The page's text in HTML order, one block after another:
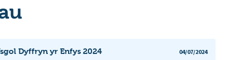
Dyffryn yr Enfys 2024 04/07/2024